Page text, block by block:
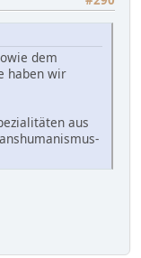
dem
haben wir
aus